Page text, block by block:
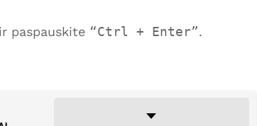
paspauskite Ctrl + Enter .